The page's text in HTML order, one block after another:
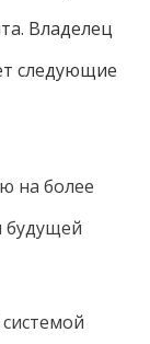
Владелец
следующие
на более
будущей